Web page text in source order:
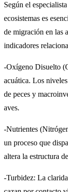
Según el
ecosistemas es
de migración en las
indicadores
-Oxígeno Disuelto
acuática. Los
de peces y
aves.
-Nutrientes
un proceso que
altera la estructura
-Turbidez: La